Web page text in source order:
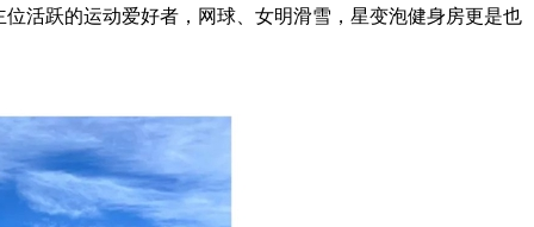
活跃的运动爱好者，网球、女明滑雪，星变泡健身房更是也